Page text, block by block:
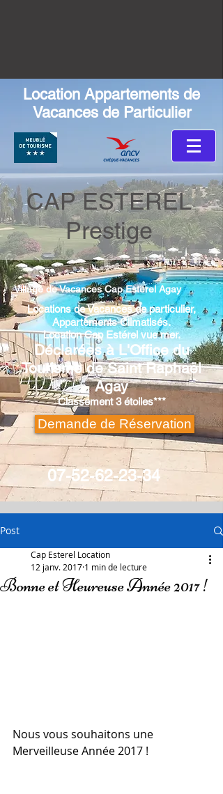
Location Appartements de
Vacances de Particulier
CAP ESTEREL
Prestige
Village de Vacances Cap Esterel Agay
Locations de Vacances de particulier,
Appartements Climatisés.
LocationCap Estérelvue mer.
Déclarées à L'Office du
Tourisme de Saint Raphaël
Agay
Classement 3 étoiles***
Demande de Réservation
07-52-62-23-34
Post
Bonne et Heureuse Année 2017 !
Cap Esterel Location
12 janv. 2017 1 min de lecture
Nous vous souhaitons une
Merveilleuse Année 2017 !